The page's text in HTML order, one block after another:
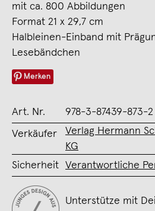
mit ca. 800 Abbildungen
Format 21 x 29,7 cm
Halbleinen-Einband mit
Lesebändchen
Merken
Art. Nr. 978-3-87439-873-2
Verkäufer
Verlag Hermann
KG
Sicherheit
Verantwortliche
Unterstütze mit